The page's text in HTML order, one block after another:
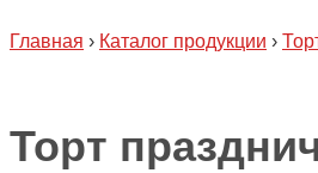
Главная › Каталог продукции ›
Торт